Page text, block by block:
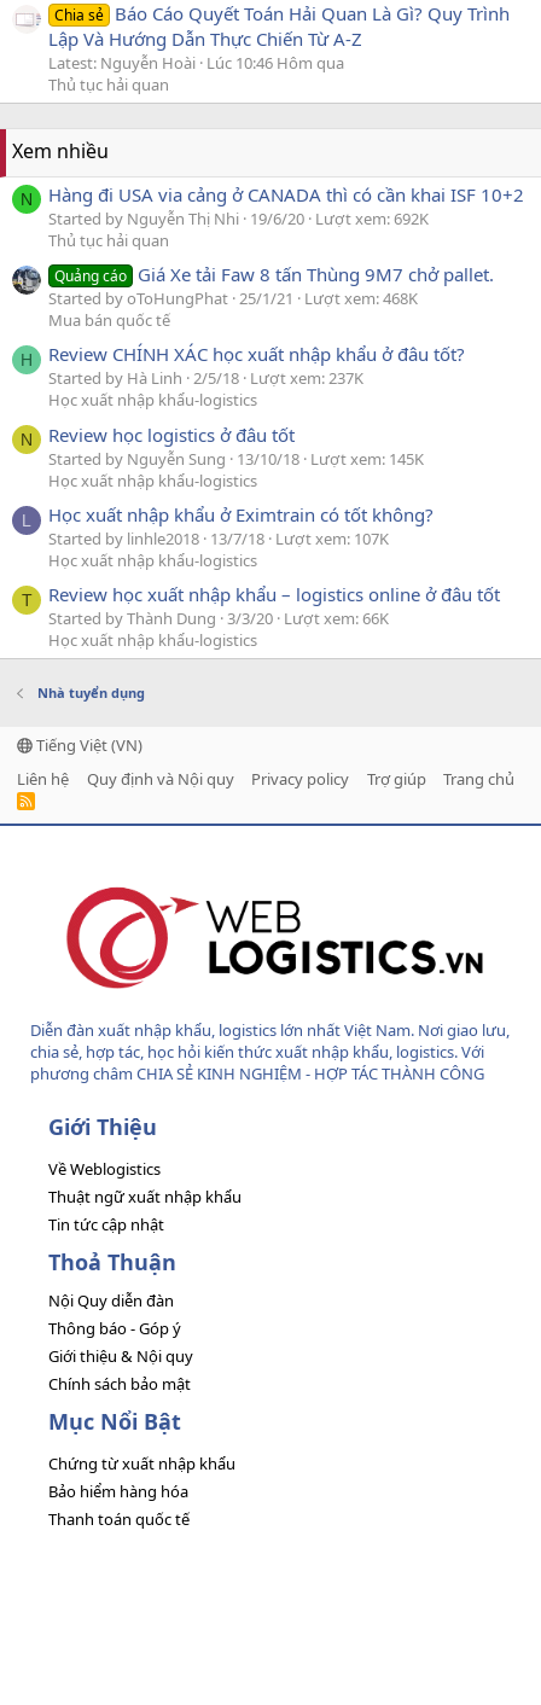
Chia sẻ Báo Cáo Quyết Toán Hải Quan Là Gì? Quy Trình
Lập Và Hướng Dẫn Thực Chiến Từ A-Z
Latest: Nguyễn Hoài Lúc 10:46 Hôm qua
Thủ tục hải quan
Xem nhiều
N Hàng đi USA via cảng ở CANADA thì có cần khai ISF 10+2
Started by Nguyễn Thị Nhi 19/6/20 Lượt xem: 692K
Thủ tục hải quan
Quảng cáo Giá Xe tải Faw 8 tấn Thùng 9M7 chở pallet.
Started by oToHungPhat 25/1/21
Lượt xem: 468K
Mua bán quốc tế
H Review CHÍNH XÁC học xuất nhập khẩu ở đâu tốt?
Started by Hà Linh 2/5/18 Lượt xem: 237K
Học xuất nhập khẩu-logistics
N Review học logistics ở đâu tốt
Started by Nguyễn Sung 13/10/18 Lượt xem: 145K
Học xuất nhập khẩu-logistics
L Học xuất nhập khẩu ở Eximtrain có tốt không?
Started by linhle2018 13/7/18 Lượt xem: 107K
Học xuất nhập khẩu-logistics
T Review học xuất nhập khẩu – logistics online ở đâu tốt
Started by Thành Dung 3/3/20 Lượt xem: 66K
Học xuất nhập khẩu-logistics
Nhà tuyển dụng
Tiếng Việt (VN)
Liên hệ
Quy định và Nội quy Privacy policy Trợ giúp Trang chủ
R
Diễn đàn xuất nhập khẩu, logistics lớn nhất Việt Nam. Nơi giao lưu,
chia sẻ, hợp tác, học hỏi kiến thức xuất nhập khẩu, logistics. Với
phương châm CHIA SẺ KINH NGHIỆM - HỢP TÁC THÀNH CÔNG
Giới Thiệu
Về Weblogistics
Thuật ngữ xuất nhập khẩu
Tin tức cập nhật
Thoả Thuận
Nội Quy diễn đàn
Thông báo - Góp ý
Giới thiệu & Nội quy
Chính sách bảo mật
Mục Nổi Bật
Chứng từ xuất nhập khẩu
Bảo hiểm hàng hóa
Thanh toán quốc tế